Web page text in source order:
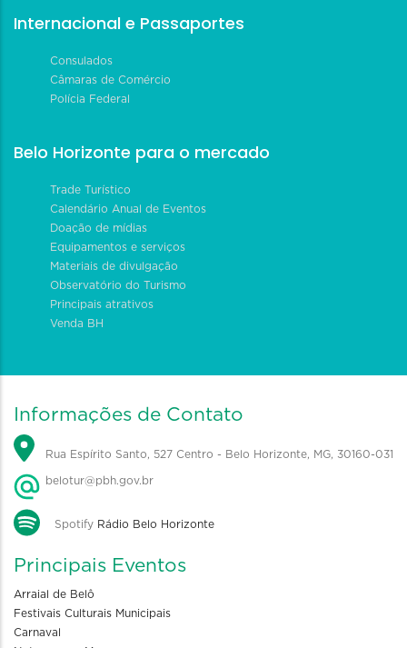
Internacional e Passaportes
Consulados
Câmaras de Comércio
Polícia Federal
Belo Horizonte para o mercado
Trade Turístico
Calendário Anual de Eventos
Doação de mídias
Equipamentos e serviços
Materiais de divulgação
Observatório do Turismo
Principais atrativos
Venda BH
Informações de Contato
Rua Espírito Santo, 527 Centro - Belo Horizonte, MG, 30160-031
belotur@pbh.gov.br
Spotify Rádio Belo Horizonte
Principais Eventos
Arraial de Belô
Festivais Culturais Municipais
Carnaval